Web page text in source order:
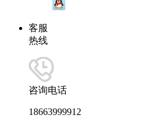
客服
热线
咨询电话
18663999912